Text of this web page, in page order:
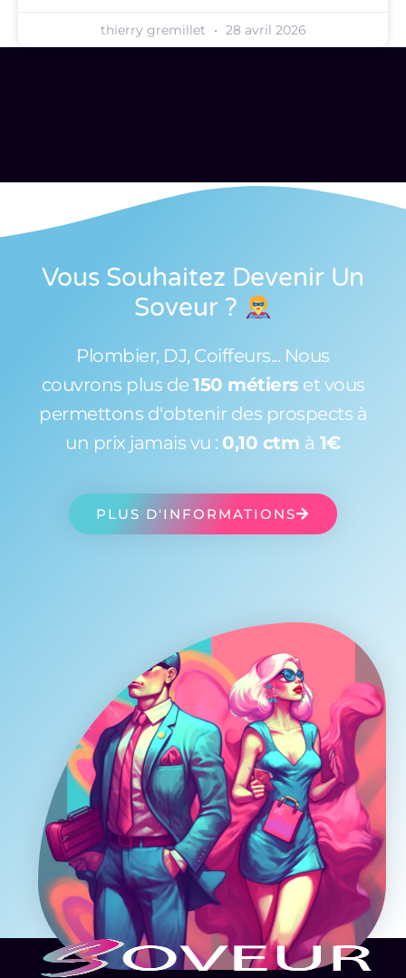
thierry gremillet 28 avril 2026
Vous Souhaitez Devenir Un
Soveur ?
Plombier, DJ, Coiffeurs... Nous
couvrons plus de 150 métiers et vous
permettons d'obtenir des prospects à
un prix jamais vu : 0,10 ctm à 1€
PLUS D'INFORMATIONS